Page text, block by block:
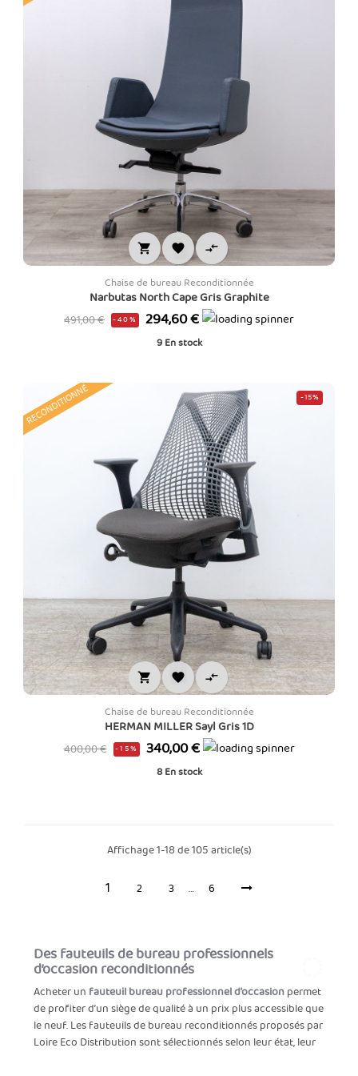
  
Chaise de bureau Reconditionnée
Narbutas North Cape Gris Graphite
Prix
491,00 € -40% Prix
294,60 €
9 En stock
RECONDITIONNÉ -15%
  
Chaise de bureau Reconditionnée
HERMAN MILLER Sayl Gris 1D
Prix
400,00 € -15% Prix
340,00 €
8 En stock
Affichage 1-18 de 105 article(s)
1 2 3 … 6
Des fauteuils de bureau professionnels
d’occasion reconditionnés
Acheter un fauteuil bureau professionnel d’occasionpermet
de profiter d’un siège de qualité à un prix plus accessible que
le neuf. Les fauteuils de bureau reconditionnés proposés par
Loire Eco Distribution sont sélectionnés selon leur état, leur